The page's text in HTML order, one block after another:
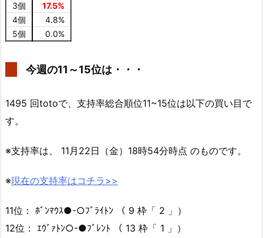
3個
17.5%
4個
4.8%
5個
0.0%
今週の11～15位は・・・
1495 回totoで、支持率総合順位11~15位は以下の買い目で
す。
※支持率は、 11月22日（金）18時54分時点 のものです。
※現在の支持率はコチラ>>
11位： ﾎﾞﾝﾏｳｽ●-○ﾌﾞﾗｲﾄﾝ （ 9 枠「 2 」）
12位： ｴｳﾞｧﾄﾝ○-●ﾌﾞﾚﾝﾄ （ 13 枠「 1 」）